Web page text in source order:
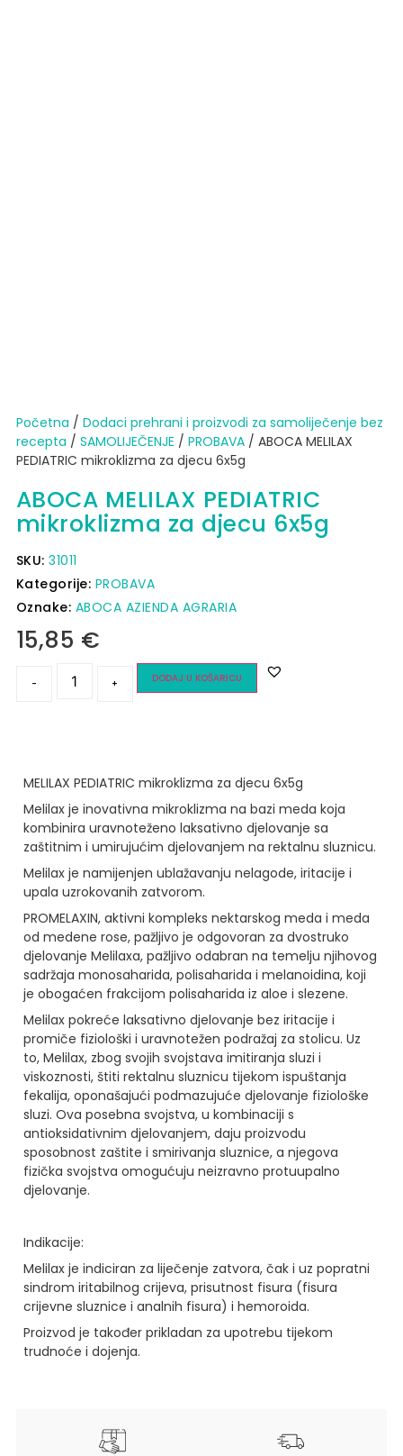
Početna / Dodaci prehrani i proizvodi za samoliječenje bez
recepta / SAMOLIJEČENJE / PROBAVA/ ABOCA MELILAX
PEDIATRIC mikroklizma za djecu 6x5g
ABOCA MELILAX PEDIATRIC
mikroklizma za djecu 6x5g
SKU:31011
Kategorije: PROBAVA
Oznake: ABOCA AZIENDA AGRARIA
15,85 €
- + DODAJ U KOŠARICU
MELILAX PEDIATRIC mikroklizma za djecu 6x5g
Melilax je inovativna mikroklizma na bazi meda koja
kombinira uravnoteženo laksativno djelovanje sa
zaštitnim i umirujućim djelovanjem na rektalnu sluznicu.
Melilax je namijenjen ublažavanju nelagode, iritacije i
upala uzrokovanih zatvorom.
PROMELAXIN, aktivni kompleks nektarskog meda i meda
od medene rose, pažljivo je odgovoran za dvostruko
djelovanje Melilaxa, pažljivo odabran na temelju njihovog
sadržaja monosaharida, polisaharida i melanoidina, koji
je obogaćen frakcijom polisaharida iz aloe i slezene.
Melilax pokreće laksativno djelovanje bez iritacije i
promiče fiziološki i uravnotežen podražaj za stolicu. Uz
to, Melilax, zbog svojih svojstava imitiranja sluzi i
viskoznosti, štiti rektalnu sluznicu tijekom ispuštanja
fekalija, oponašajući podmazujuće djelovanje fiziološke
sluzi. Ova posebna svojstva, u kombinaciji s
antioksidativnim djelovanjem, daju proizvodu
sposobnost zaštite i smirivanja sluznice, a njegova
fizička svojstva omogućuju neizravno protuupalno
djelovanje.
Indikacije:
Melilax je indiciran za liječenje zatvora, čak i uz popratni
sindrom iritabilnog crijeva, prisutnost fisura (fisura
crijevne sluznice i analnih fisura) i hemoroida.
Proizvod je također prikladan za upotrebu tijekom
trudnoće i dojenja.